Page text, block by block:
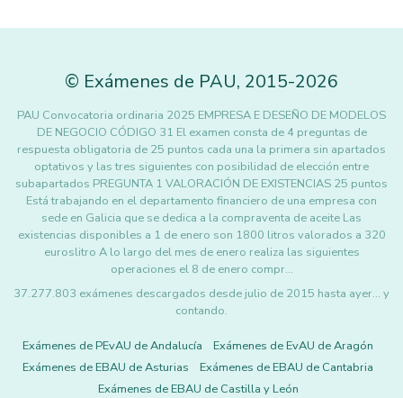
© Exámenes de PAU, 2015-2026
PAU Convocatoria ordinaria 2025 EMPRESA E DESEÑO DE MODELOS
DE NEGOCIO CÓDIGO 31 El examen consta de 4 preguntas de
respuesta obligatoria de 25 puntos cada una la primera sin apartados
optativos y las tres siguientes con posibilidad de elección entre
subapartados PREGUNTA 1 VALORACIÓN DE EXISTENCIAS 25 puntos
Está trabajando en el departamento financiero de una empresa con
sede en Galicia que se dedica a la compraventa de aceite Las
existencias disponibles a 1 de enero son 1800 litros valorados a 320
euroslitro A lo largo del mes de enero realiza las siguientes
operaciones el 8 de enero compr…
37.277.803 exámenes descargados desde julio de 2015 hasta ayer... y
contando.
Exámenes de PEvAU de Andalucía
Exámenes de EvAU de Aragón
Exámenes de EBAU de Asturias
Exámenes de EBAU de Cantabria
Exámenes de EBAU de Castilla y León